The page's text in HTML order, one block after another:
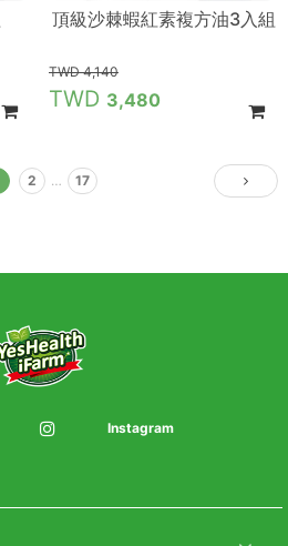
頂級沙棘蝦紅素複方油3入組
4,140
3,480
2 … 17
Instagram